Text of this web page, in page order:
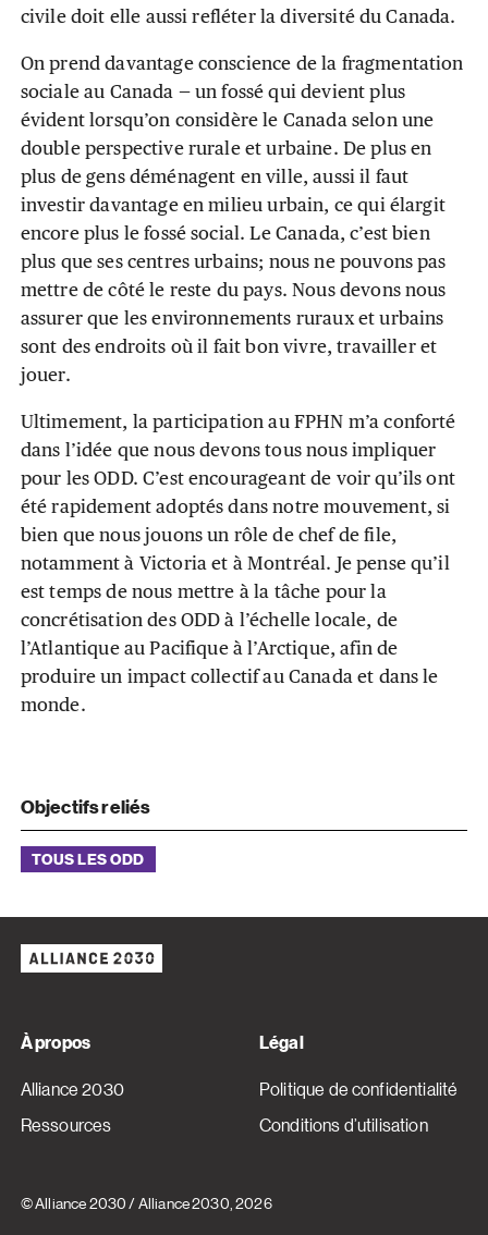
civile doit elle aussi refléter la diversité du Canada.
On prend davantage conscience de la fragmentation
sociale au Canada — un fossé qui devient plus
évident lorsqu’on considère le Canada selon une
double perspective rurale et urbaine. De plus en
plus de gens déménagent en ville, aussi il faut
investir davantage en milieu urbain, ce qui élargit
encore plus le fossé social. Le Canada, c’est bien
plus que ses centres urbains; nous ne pouvons pas
mettre de côté le reste du pays. Nous devons nous
assurer que les environnements ruraux et urbains
sont des endroits où il fait bon vivre, travailler et
jouer.
Ultimement, la participation au FPHN m’a conforté
dans l’idée que nous devons tous nous impliquer
pour les ODD. C’est encourageant de voir qu’ils ont
été rapidement adoptés dans notre mouvement, si
bien que nous jouons un rôle de chef de file,
notamment à Victoria et à Montréal. Je pense qu’il
est temps de nous mettre à la tâche pour la
concrétisation des ODD à l’échelle locale, de
l’Atlantique au Pacifique à l’Arctique, afin de
produire un impact collectif au Canada et dans le
monde.
Objectifs reliés
TOUS LES ODD
À propos
Alliance 2030
Ressources
Légal
Politique de confidentialité
Conditions d’utilisation
© Alliance 2030 / Alliance 2030 , 2026